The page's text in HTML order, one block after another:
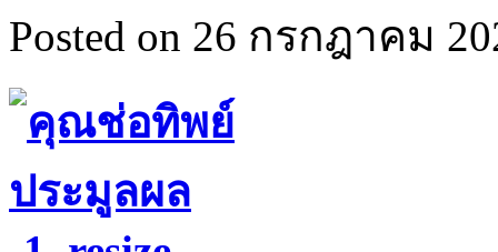
Posted on 26 กรกฎาคม